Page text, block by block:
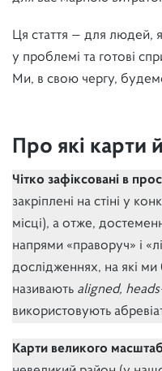
Ця стаття — для людей,
у проблемі та готові
Ми, в свою чергу,
Про які карти
Чітко зафіксовані в
закріплені на стіні у
місці), а отже,
напрями «праворуч» і
дослідженнях, на які ми
називають aligned,
використовують
Карти великого